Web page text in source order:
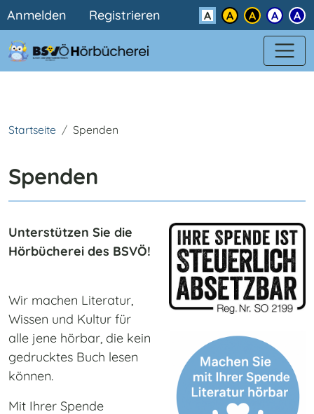
Direkt zum Inhalt
Benutzermenü
Anmelden Registrieren Kontrast
Startseite Spenden
Spenden
Unterstützen Sie die
Hörbücherei des BSVÖ!
Wir machen Literatur,
Wissen und Kultur für
alle jene hörbar, die kein
gedrucktes Buch lesen
können.
Mit Ihrer Spende